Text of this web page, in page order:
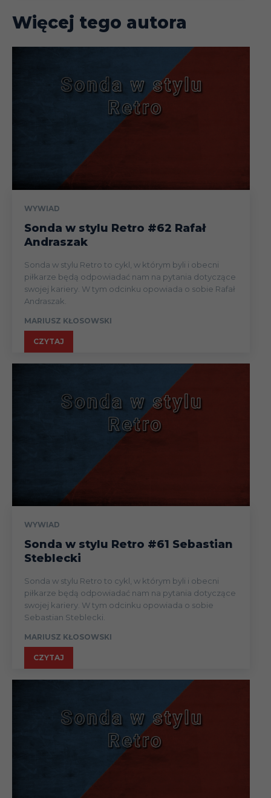
Więcej tego autora
WYWIAD
Sonda w stylu Retro #62 Rafał
Andraszak
Sonda w stylu Retro to cykl, w którym byli i obecni
piłkarze będą odpowiadać nam na pytania dotyczące
swojej kariery. W tym odcinku opowiada o sobie Rafał
Andraszak.
MARIUSZ KŁOSOWSKI
CZYTAJ
WYWIAD
Sonda w stylu Retro #61 Sebastian
Steblecki
Sonda w stylu Retro to cykl, w którym byli i obecni
piłkarze będą odpowiadać nam na pytania dotyczące
swojej kariery. W tym odcinku opowiada o sobie
Sebastian Steblecki.
MARIUSZ KŁOSOWSKI
CZYTAJ